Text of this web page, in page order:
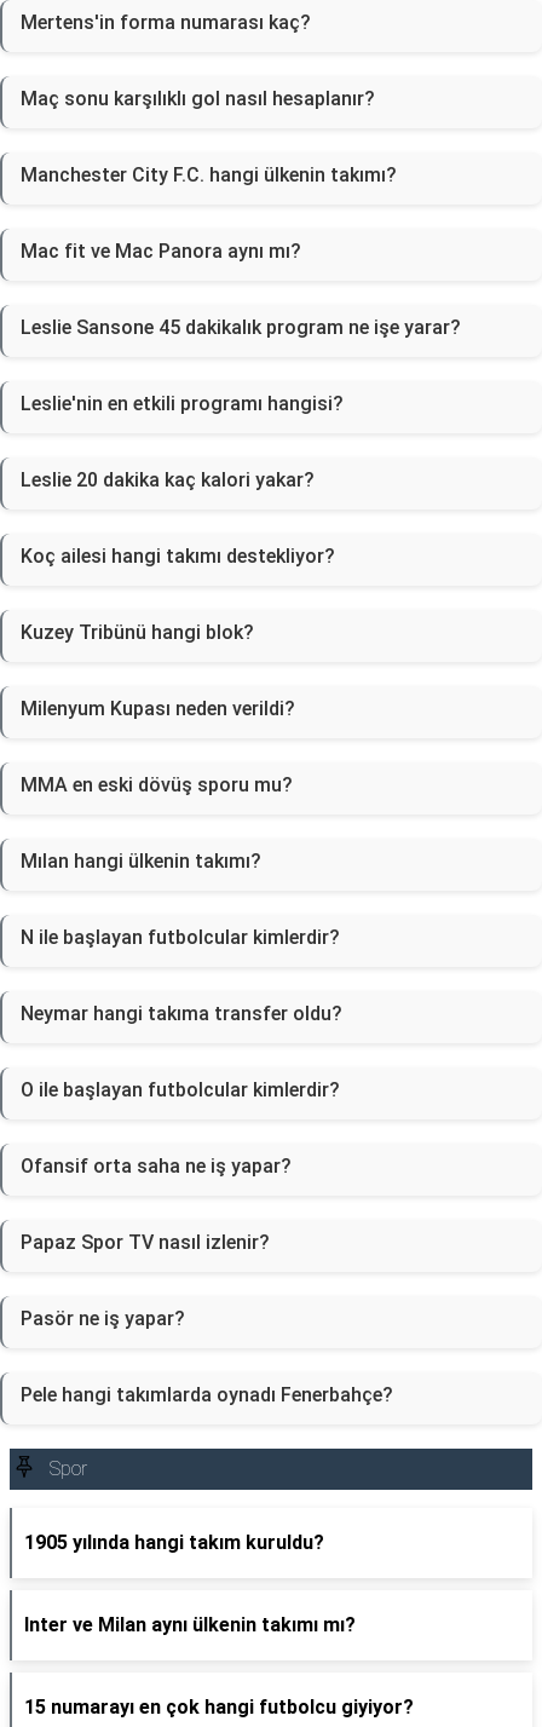
Mertens'in forma numarası kaç?
Maç sonu karşılıklı gol nasıl hesaplanır?
Manchester City F.C. hangi ülkenin takımı?
Mac fit ve Mac Panora aynı mı?
Leslie Sansone 45 dakikalık program ne işe yarar?
Leslie'nin en etkili programı hangisi?
Leslie 20 dakika kaç kalori yakar?
Koç ailesi hangi takımı destekliyor?
Kuzey Tribünü hangi blok?
Milenyum Kupası neden verildi?
MMA en eski dövüş sporu mu?
Mılan hangi ülkenin takımı?
N ile başlayan futbolcular kimlerdir?
Neymar hangi takıma transfer oldu?
O ile başlayan futbolcular kimlerdir?
Ofansif orta saha ne iş yapar?
Papaz Spor TV nasıl izlenir?
Pasör ne iş yapar?
Pele hangi takımlarda oynadı Fenerbahçe?
Spor
1905 yılında hangi takım kuruldu?
Inter ve Milan aynı ülkenin takımı mı?
15 numarayı en çok hangi futbolcu giyiyor?